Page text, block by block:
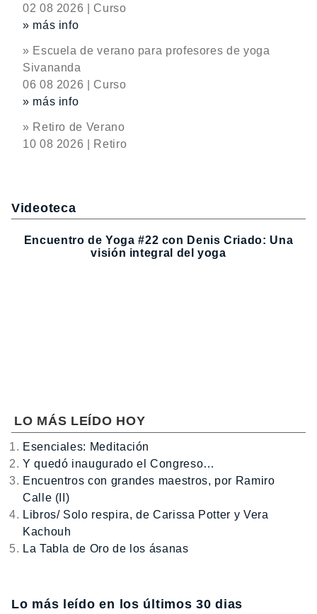
02 08 2026 | Curso
» más info
» Escuela de verano para profesores de yoga
Sivananda
06 08 2026 | Curso
» más info
» Retiro de Verano
10 08 2026 | Retiro
Videoteca
Encuentro de Yoga #22 con Denis Criado: Una
visión integral del yoga
LO MÁS LEÍDO HOY
Esenciales: Meditación
Y quedó inaugurado el Congreso…
Encuentros con grandes maestros, por Ramiro
Calle (II)
Libros/ Solo respira, de Carissa Potter y Vera
Kachouh
La Tabla de Oro de los ásanas
Lo más leído en los últimos 30 dias